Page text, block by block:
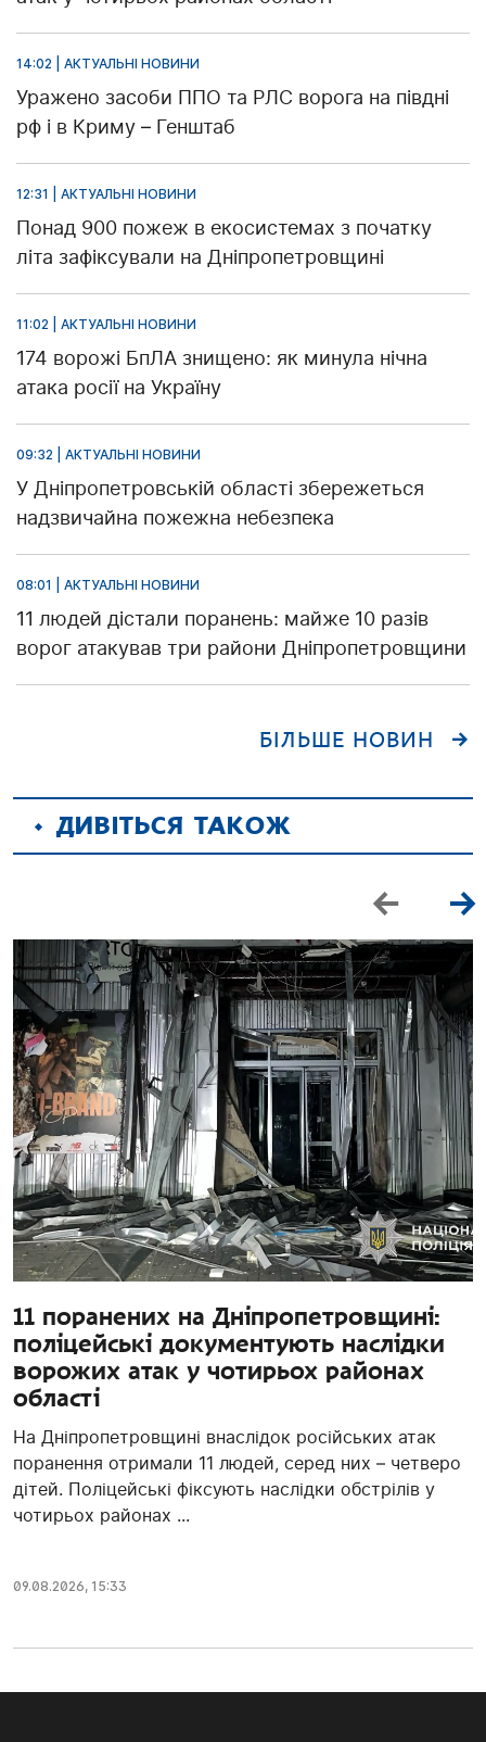
14:02 | АКТУАЛЬНІ НОВИНИ
Уражено засоби ППО та РЛС ворога на півдні
рф і в Криму – Генштаб
12:31 | АКТУАЛЬНІ НОВИНИ
Понад 900 пожеж в екосистемах з початку
літа зафіксували на Дніпропетровщині
11:02 | АКТУАЛЬНІ НОВИНИ
174 ворожі БпЛА знищено: як минула нічна
атака росії на Україну
09:32 | АКТУАЛЬНІ НОВИНИ
У Дніпропетровській області збережеться
надзвичайна пожежна небезпека
08:01 | АКТУАЛЬНІ НОВИНИ
11 людей дістали поранень: майже 10 разів
ворог атакував три райони Дніпропетровщини
БІЛЬШЕ НОВИН
ДИВІТЬСЯ ТАКОЖ
11 поранених на Дніпропетровщині:
поліцейські документують наслідки
ворожих атак у чотирьох районах
області
На Дніпропетровщині внаслідок російських атак
поранення отримали 11 людей, серед них – четверо
дітей. Поліцейські фіксують наслідки обстрілів у
чотирьох районах ...
09.08.2026, 15:33